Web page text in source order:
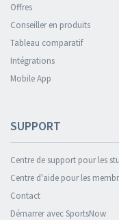
Offres
Conseiller en produits
Tableau comparatif
Intégrations
Mobile App
SUPPORT
Centre de support pour les
Centre d'aide pour les
Contact
Démarrer avec SportsNow